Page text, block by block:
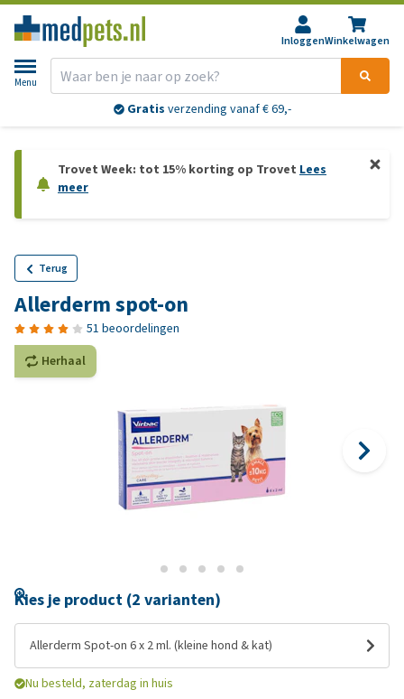
InloggenWinkelwagen
Menu
Gratis verzending vanaf € 69,-
Trovet Week: tot 15% korting op Trovet Lees
meer
Terug
Allerderm spot-on
51 beoordelingen
Herhaal
Kies je product (2 varianten)
Allerderm Spot-on 6 x 2 ml. (kleine hond & kat)
Nu besteld, zaterdag in huis